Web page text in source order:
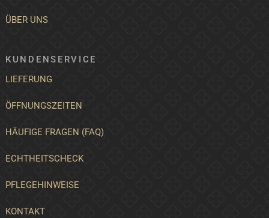
ÜBER UNS
KUNDENSERVICE
LIEFERUNG
ÖFFNUNGSZEITEN
HÄUFIGE FRAGEN (FAQ)
ECHTHEITSCHECK
PFLEGEHINWEISE
KONTAKT